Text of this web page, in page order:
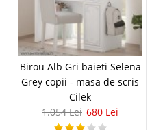
Birou Alb Gri baieti Selena
Grey copii - masa de scris
Cilek
1.054 Lei 680 Lei